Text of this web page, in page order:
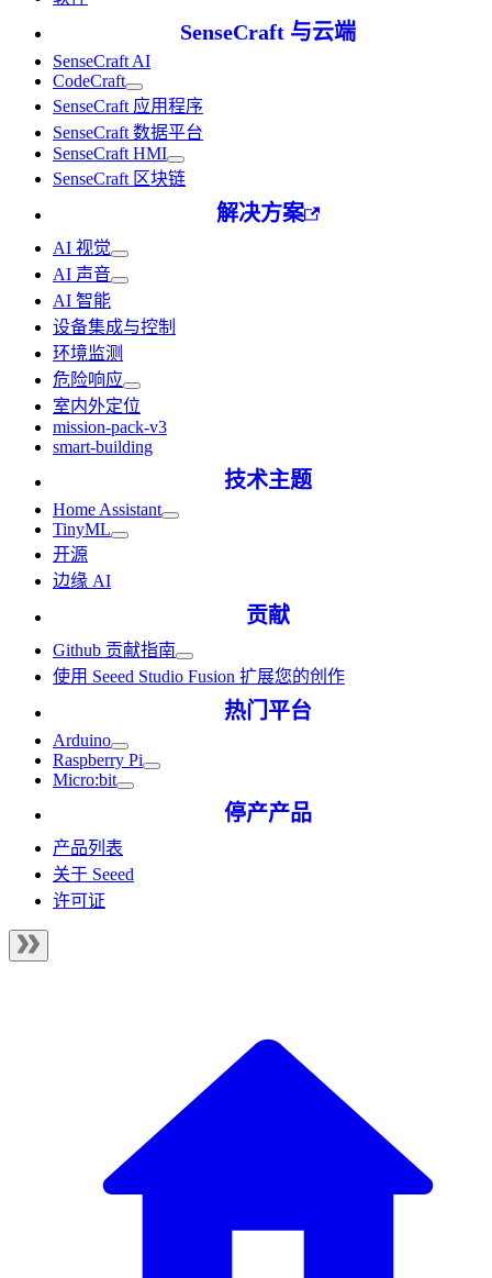
SenseCraft 与云端
SenseCraft AI
CodeCraft
SenseCraft 应用程序
SenseCraft 数据平台
SenseCraft HMI
SenseCraft 区块链
解决方案
AI 视觉
AI 声音
AI 智能
设备集成与控制
环境监测
危险响应
室内外定位
mission-pack-v3
smart-building
技术主题
Home Assistant
TinyML
开源
边缘 AI
贡献
Github 贡献指南
使用 Seeed Studio Fusion 扩展您的创作
热门平台
Arduino
Raspberry Pi
Micro:bit
停产产品
产品列表
关于 Seeed
许可证